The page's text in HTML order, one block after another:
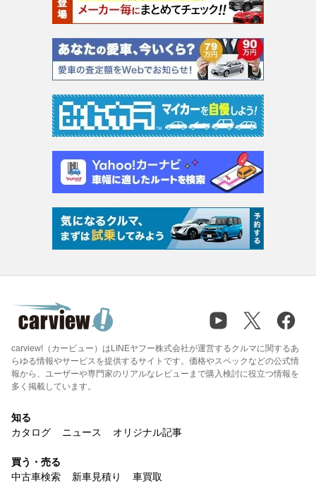
carview!（カービュー）はLINEヤフー株式会社が運営するクルマに関するあ
らゆる情報やサービスを提供するサイトです。価格やスペックなどの公式情
報から、ユーザーや専門家のリアルなレビューまで購入検討に役立つ情報を
多く掲載しています。
知る
カタログ
ニュース オリジナル記事
買う・売る
中古車検索
新車見積り 車買取